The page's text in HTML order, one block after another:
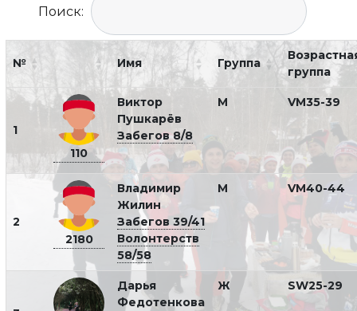
Поиск:
№ Имя Группа
группа
1
110
Виктор
Пушкарёв
Забегов 8/8
М VM35-39
2
2180
Владимир
Жилин
Забегов 39/41
Волонтерств
58/58
М VM40-44
Дарья
Федотенкова
Ж SW25-29